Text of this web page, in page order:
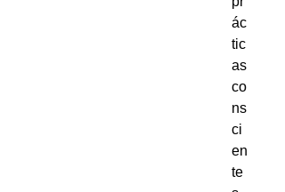
ác
tic
as
co
ns
ci
en
te